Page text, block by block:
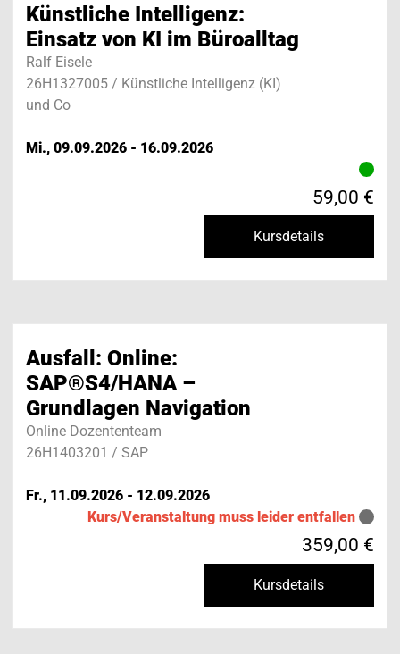
Künstliche Intelligenz:
Einsatz von KI im Büroalltag
Ralf Eisele
26H1327005 / Künstliche Intelligenz (KI)
und Co
Mi., 09.09.2026 - 16.09.2026
59,00 €
Kursdetails
Ausfall: Online:
SAP®S4/HANA –
Grundlagen Navigation
Online Dozententeam
26H1403201 / SAP
Fr., 11.09.2026 - 12.09.2026
Kurs/Veranstaltung muss leider entfallen
359,00 €
Kursdetails